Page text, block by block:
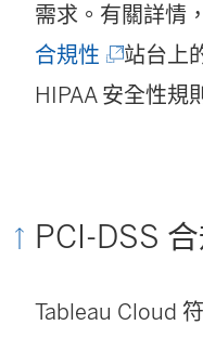
需求。有關詳情
合規性 (
連
視
站台上
HIPAA 安全性規
PCI-DSS
Tableau Cloud